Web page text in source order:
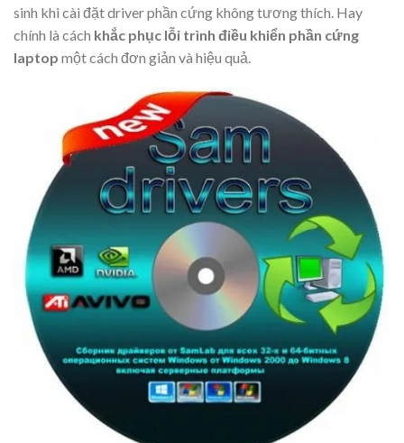
sinh khi cài đặt driver phần cứng không tương thích. Hay
chính là cách khắc phục lỗi trình điều khiển phần cứng
laptop một cách đơn giản và hiệu quả.